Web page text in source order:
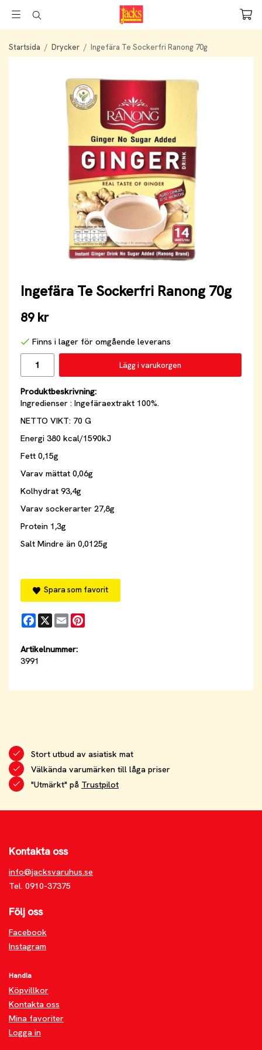
Startsida / Drycker / Ingefära Te Sockerfri Ranong 70g
Ingefära Te Sockerfri Ranong 70g
89 kr
Finns i lager för omgående leverans
Lägg i varukorgen
Produktbeskrivning:
Ingredienser : Ingefäraextrakt 100%.
NETTO VIKT: 70 G
Energi 380 kcal/1590kJ
Fett 0,15g
Varav mättat 0,06g
Kolhydrat 93,4g
Varav sockerarter 27,8g
Protein 1,3g
Salt Mindre än 0,0125g
Spara som favorit
Facebook
X Email
Artikelnummer:
3991
Stort utbud av asiatisk mat
Välkända varumärken till låga priser
"Utmärkt" på Trustpilot
Kontakta oss
info@jacksvaruhus.se
Tel. 0910-37375
Följ oss
Facebook
Instagram
Handla
Köpvillkor
Kontakta oss
Mina favoriter
Logga in